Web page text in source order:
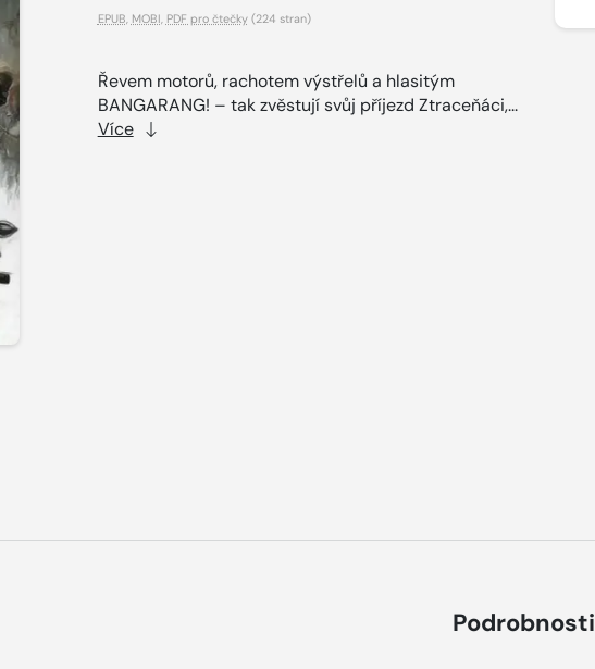
EPUB MOBI PDF pro čtečky(224 stran)
Řevem motorů, rachotem výstřelů a hlasitým
BANGARANG! – tak zvěstují svůj příjezd Ztraceňáci,...
Více
Podrobnosti